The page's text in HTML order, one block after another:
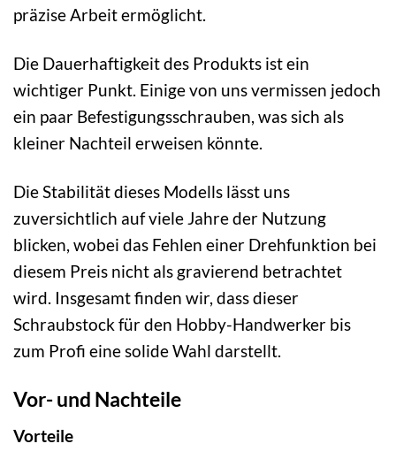
präzise Arbeit ermöglicht.
Die Dauerhaftigkeit des Produkts ist ein
wichtiger Punkt. Einige von uns vermissen jedoch
ein paar Befestigungsschrauben, was sich als
kleiner Nachteil erweisen könnte.
Die Stabilität dieses Modells lässt uns
zuversichtlich auf viele Jahre der Nutzung
blicken, wobei das Fehlen einer Drehfunktion bei
diesem Preis nicht als gravierend betrachtet
wird. Insgesamt finden wir, dass dieser
Schraubstock für den Hobby-Handwerker bis
zum Profi eine solide Wahl darstellt.
Vor- und Nachteile
Vorteile